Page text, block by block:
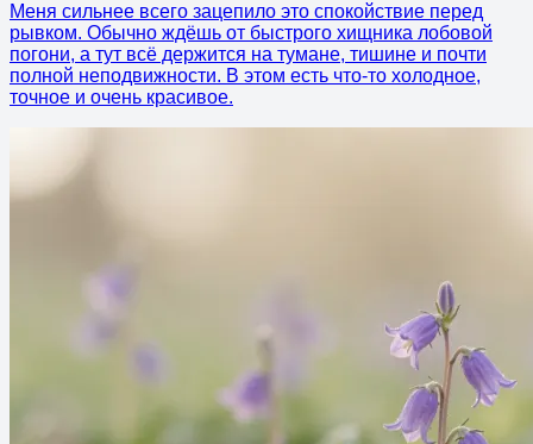
Меня сильнее всего зацепило это спокойствие перед
рывком. Обычно ждёшь от быстрого хищника лобовой
погони, а тут всё держится на тумане, тишине и почти
полной неподвижности. В этом есть что-то холодное,
точное и очень красивое.